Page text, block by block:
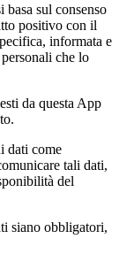
sul consenso
positivo con il
informata e
che lo
da questa App
dati come
tali dati,
del
siano obbligatori,